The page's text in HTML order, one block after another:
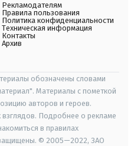
Рекламодателям
Правила пользования
Политика конфиденциальности
Техническая информация
Контакты
Архив
обозначены словами
Материалы с пометкой
авторов и героев.
Подробнее о рекламе
в правилах
© 2005—2022, ЗАО